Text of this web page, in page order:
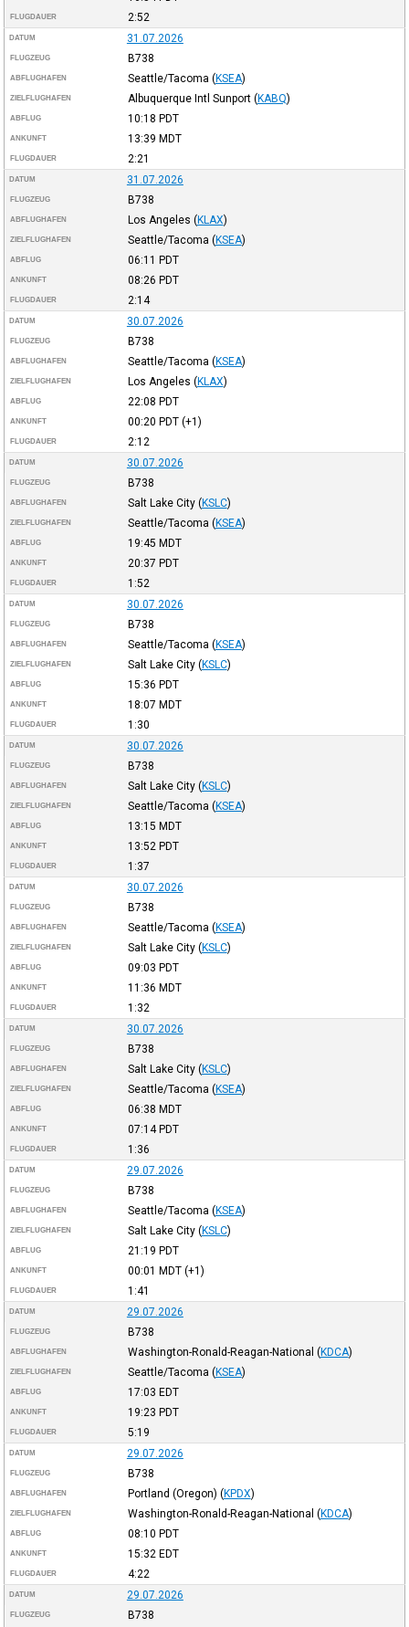
FLUGDAUER 2:52
DATUM 31.07.2026
FLUGZEUG B738
ABFLUGHAFEN Seattle/Tacoma (KSEA)
ZIELFLUGHAFEN Albuquerque Intl Sunport (KABQ)
ABFLUG 10:18 PDT
ANKUNFT 13:39 MDT
FLUGDAUER 2:21
DATUM 31.07.2026
FLUGZEUG B738
ABFLUGHAFEN Los Angeles (KLAX)
ZIELFLUGHAFEN Seattle/Tacoma (KSEA)
ABFLUG 06:11 PDT
ANKUNFT 08:26 PDT
FLUGDAUER 2:14
DATUM 30.07.2026
FLUGZEUG B738
ABFLUGHAFEN Seattle/Tacoma (KSEA)
ZIELFLUGHAFEN Los Angeles (KLAX)
ABFLUG 22:08 PDT
ANKUNFT 00:20 PDT(+1)
FLUGDAUER 2:12
DATUM 30.07.2026
FLUGZEUG B738
ABFLUGHAFEN Salt Lake City (KSLC)
ZIELFLUGHAFEN Seattle/Tacoma (KSEA)
ABFLUG 19:45 MDT
ANKUNFT 20:37 PDT
FLUGDAUER 1:52
DATUM 30.07.2026
FLUGZEUG B738
ABFLUGHAFEN Seattle/Tacoma (KSEA)
ZIELFLUGHAFEN Salt Lake City (KSLC)
ABFLUG 15:36 PDT
ANKUNFT 18:07 MDT
FLUGDAUER 1:30
DATUM 30.07.2026
FLUGZEUG B738
ABFLUGHAFEN Salt Lake City (KSLC)
ZIELFLUGHAFEN Seattle/Tacoma (KSEA)
ABFLUG 13:15 MDT
ANKUNFT 13:52 PDT
FLUGDAUER 1:37
DATUM 30.07.2026
FLUGZEUG B738
ABFLUGHAFEN Seattle/Tacoma (KSEA)
ZIELFLUGHAFEN Salt Lake City (KSLC)
ABFLUG 09:03 PDT
ANKUNFT 11:36 MDT
FLUGDAUER 1:32
DATUM 30.07.2026
FLUGZEUG B738
ABFLUGHAFEN Salt Lake City (KSLC)
ZIELFLUGHAFEN Seattle/Tacoma (KSEA)
ABFLUG 06:38 MDT
ANKUNFT 07:14PDT
FLUGDAUER 1:36
DATUM 29.07.2026
FLUGZEUG B738
ABFLUGHAFEN Seattle/Tacoma (KSEA)
ZIELFLUGHAFEN Salt Lake City (KSLC)
ABFLUG 21:19 PDT
ANKUNFT 00:01 MDT(+1)
FLUGDAUER 1:41
DATUM 29.07.2026
FLUGZEUG B738
ABFLUGHAFEN Washington-Ronald-Reagan-National (KDCA)
ZIELFLUGHAFEN Seattle/Tacoma (KSEA)
ABFLUG 17:03 EDT
ANKUNFT 19:23 PDT
FLUGDAUER 5:19
DATUM 29.07.2026
FLUGZEUG B738
ABFLUGHAFEN Portland (Oregon) (KPDX)
ZIELFLUGHAFEN Washington-Ronald-Reagan-National (KDCA)
ABFLUG 08:10 PDT
ANKUNFT 15:32 EDT
FLUGDAUER 4:22
DATUM 29.07.2026
FLUGZEUG B738